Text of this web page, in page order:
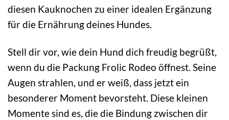
diesen Kauknochen zu einer idealen Ergänzung
für die Ernährung deines Hundes.
Stell dir vor, wie dein Hund dich freudig begrüßt,
wenn du die Packung Frolic Rodeo öffnest. Seine
Augen strahlen, und er weiß, dass jetzt ein
besonderer Moment bevorsteht. Diese kleinen
Momente sind es, die die Bindung zwischen dir